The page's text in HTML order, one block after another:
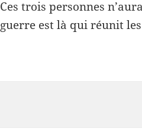
Ces trois personnes
guerre est là qui réunit